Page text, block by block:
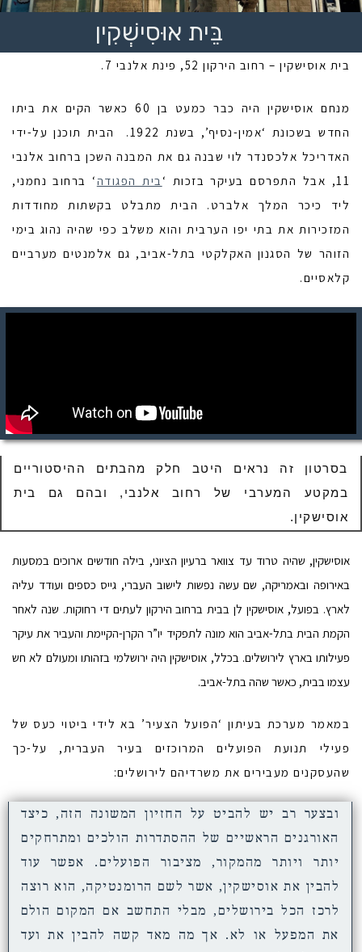
בֵּית אוּסִישְׁקִין
בית אוסישקין – רחוב הירקון 52, פינת אלנבי 7.
מנחם אוסישקין היה כבר כמעט בן 60 כאשר הקים את ביתו
החדש בשכונת ‘אמין-נסיף’, בשנת 1922. הבית תוכנן על-ידי
האדריכל אלכסנדר לוי שבנה גם את המבנה השכן ברחוב אלנבי
11, אבל התפרסם בעיקר בזכות ‘
בית הפגודה‘ ברחוב נחמני,
ליד כיכר המלך אלברט. הבית מתבלט בקשתות מחודדות
המזכירות את בתי יפו הערבית והוא משלב כפי שהיה נהוג בימי
הזוהר של הסגנון האקלקטי בתל-אביב, גם אלמנטים מערביים
קלאסיים.
בסרטון זה נראים היטב חלק מהבתים ההיסטוריים
במקטע המערבי של רחוב אלנבי, ובהם גם בית
אוסישקין.
אוסישקין, שהיה טרוד עד צוואר ברעיון הציוני, בילה חודשים ארוכים במסעות
באירופה ובאמריקה, שם עשה נפשות לישוב העברי, גייס כספים ועודד עליה
לארץ. בפועל, אוסישקין לן בבית ברחוב הירקון לעתים די רחוקות. שנה לאחר
הקמת הבית בתל-אביב הוא מונה לתפקיד יו”ר הקרן-הקיימת והעביר את עיקר
פעילותו בארץ לירושלים. בכלל, אוסישקין היה ירושלמי בזהותו ומעולם לא חש
עצמו בבית, כאשר שהה בתל-אביב.
במאמר מערכת בעיתון ‘הפועל הצעיר’ בא לידי ביטוי כעס של
פעילי תנועת הפועלים המרוכזים בעיר העברית, על-כך
שהעסקנים מעבירים את משרדיהם לירושלים:
ובצער רב יש להביט על החזיון המשונה הזה, כיצד
האורגנים הראשיים של ההסתדרות הולכים ומתרחקים
יותר ויותר מהמקור, מציבור הפועלים. אפשר עוד
להבין את אוסישקין, אשר לשם הרומנטיקה, הוא רוצה
לרכז הכל בירושלים, מבלי התחשב אם המקום הולם
את המפעל או לא. אך מה מאד קשה להבין את ועד